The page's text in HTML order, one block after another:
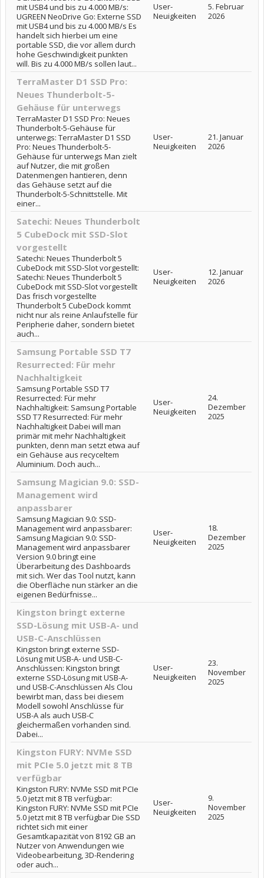
mit USB4 und bis zu 4.000 MB/s:
UGREEN NeoDrive Go: Externe SSD
mit USB4 und bis zu 4.000 MB/s Es
handelt sich hierbei um eine
portable SSD, die vor allem durch
hohe Geschwindigkeit punkten
will. Bis zu 4.000 MB/s sollen laut...
User-
Neuigkeiten
5. Februar
2026
TerraMaster D1 SSD Pro:
Neues Thunderbolt-5-
Gehäuse für unterwegs
TerraMaster D1 SSD Pro: Neues
Thunderbolt-5-Gehäuse für
unterwegs: TerraMaster D1 SSD
Pro: Neues Thunderbolt-5-
Gehäuse für unterwegs Man zielt
auf Nutzer, die mit großen
Datenmengen hantieren, denn
das Gehäuse setzt auf die
Thunderbolt-5-Schnittstelle. Mit
einer...
User-
Neuigkeiten
21. Januar
2026
Satechi: Neues Thunderbolt
5 CubeDock mit SSD-Slot
vorgestellt
Satechi: Neues Thunderbolt 5
CubeDock mit SSD-Slot vorgestellt:
Satechi: Neues Thunderbolt 5
CubeDock mit SSD-Slot vorgestellt
Das frisch vorgestellte
Thunderbolt 5 CubeDock kommt
nicht nur als reine Anlaufstelle für
Peripherie daher, sondern bietet
auch...
User-
Neuigkeiten
12. Januar
2026
Samsung Portable SSD T7
Resurrected: Für mehr
Nachhaltigkeit
Samsung Portable SSD T7
Resurrected: Für mehr
Nachhaltigkeit: Samsung Portable
SSD T7 Resurrected: Für mehr
Nachhaltigkeit Dabei will man
primär mit mehr Nachhaltigkeit
punkten, denn man setzt etwa auf
ein Gehäuse aus recyceltem
Aluminium. Doch auch...
User-
Neuigkeiten
24.
Dezember
2025
Samsung Magician 9.0: SSD-
Management wird
anpassbarer
Samsung Magician 9.0: SSD-
Management wird anpassbarer:
Samsung Magician 9.0: SSD-
Management wird anpassbarer
Version 9.0 bringt eine
Überarbeitung des Dashboards
mit sich. Wer das Tool nutzt, kann
die Oberfläche nun stärker an die
eigenen Bedürfnisse...
User-
Neuigkeiten
18.
Dezember
2025
Kingston bringt externe
SSD-Lösung mit USB-A- und
USB-C-Anschlüssen
Kingston bringt externe SSD-
Lösung mit USB-A- und USB-C-
Anschlüssen: Kingston bringt
externe SSD-Lösung mit USB-A-
und USB-C-Anschlüssen Als Clou
bewirbt man, dass bei diesem
Modell sowohl Anschlüsse für
USB-A als auch USB-C
gleichermaßen vorhanden sind.
Dabei...
User-
Neuigkeiten
23.
November
2025
Kingston FURY: NVMe SSD
mit PCIe 5.0 jetzt mit 8 TB
verfügbar
Kingston FURY: NVMe SSD mit PCIe
5.0 jetzt mit 8 TB verfügbar:
Kingston FURY: NVMe SSD mit PCIe
5.0 jetzt mit 8 TB verfügbar Die SSD
richtet sich mit einer
Gesamtkapazität von 8192 GB an
Nutzer von Anwendungen wie
Videobearbeitung, 3D-Rendering
oder auch...
User-
Neuigkeiten
9.
November
2025